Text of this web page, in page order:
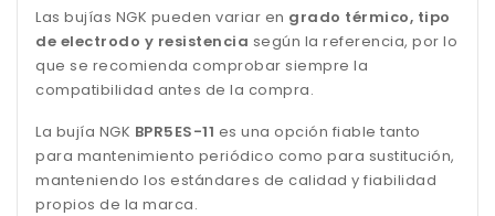
Las bujías NGK pueden variar en grado térmico, tipo
de electrodo y resistencia según la referencia, por lo
que se recomienda comprobar siempre la
compatibilidad antes de la compra.
La bujía NGK BPR5ES-11 es una opción fiable tanto
para mantenimiento periódico como para sustitución,
manteniendo los estándares de calidad y fiabilidad
propios de la marca.